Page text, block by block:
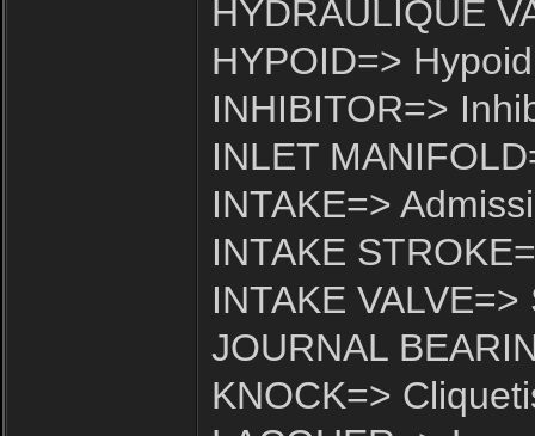
HYDRAULIQUE
HYPOID=> Hypoid
INHIBITOR=>
INLET
INTAKE=>
INTAKE
INTAKE
JOURNAL
KNOCK=>